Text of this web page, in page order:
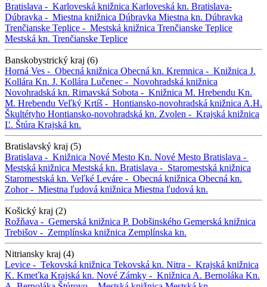
Bratislava - Karloveská knižnica Karloveská kn. Bratislava-
Dúbravka - Miestna knižnica Dúbravka Miestna kn. Dúbravka
Trenčianske Teplice - Mestská knižnica Trenčianske Teplice
Mestská kn. Trenčianske Teplice
Banskobystrický kraj (6)
Horná Ves - Obecná knižnica Obecná kn. Kremnica - Knižnica J.
Kollára Kn. J. Kollára Lučenec - Novohradská knižnica
Novohradská kn. Rimavská Sobota - Knižnica M. Hrebendu Kn.
M. Hrebendu Veľký Krtíš - Hontiansko-novohradská knižnica A.H.
Škultétyho Hontiansko-novohradská kn. Zvolen - Krajská knižnica
Ľ. Štúra Krajská kn.
Bratislavský kraj (5)
Bratislava - Knižnica Nové Mesto Kn. Nové Mesto Bratislava -
Mestská knižnica Mestská kn. Bratislava - Staromestská knižnica
Staromestská kn. Veľké Leváre - Obecná knižnica Obecná kn.
Zohor - Miestna ľudová knižnica Miestna ľudová kn.
Košický kraj (2)
Rožňava - Gemerská knižnica P. Dobšinského Gemerská knižnica
Trebišov - Zemplínska knižnica Zemplínska kn.
Nitriansky kraj (4)
Levice - Tekovská knižnica Tekovská kn. Nitra - Krajská knižnica
K. Kmeťka Krajská kn. Nové Zámky - Knižnica A. Bernoláka Kn.